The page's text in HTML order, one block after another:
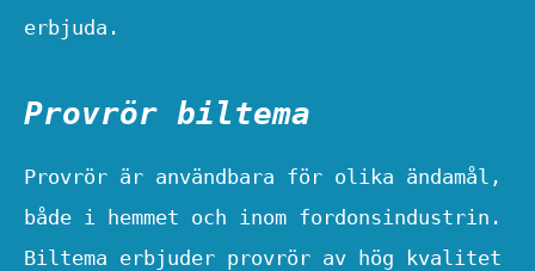
erbjuda.
Provrör biltema
Provrör är användbara för olika ändamål,
både i hemmet och inom fordonsindustrin.
Biltema erbjuder provrör av hög kvalitet